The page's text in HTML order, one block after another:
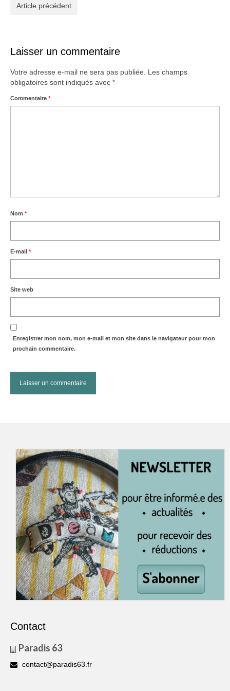
Créations
À propos
Blog
Galerie
Article précédent
Laisser un commentaire
Votre adresse e-mail ne sera pas publiée.
Les champs
obligatoires sont indiqués avec *
Commentaire *
Nom *
E-mail *
Site web
Enregistrer mon nom, mon e-mail et mon site dans le navigateur pour mon
prochain commentaire.
Contact
Paradis 63
contact@paradis63.fr